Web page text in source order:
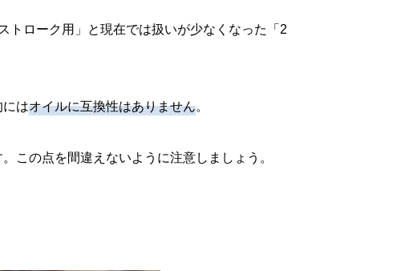
トローク用」と現在では扱いが少なくなった「2
はオイルに互換性はありません。
この点を間違えないように注意しましょう。